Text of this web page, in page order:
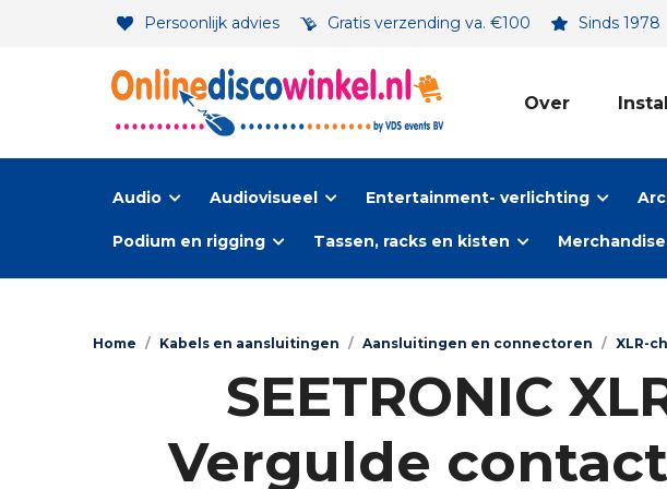
Persoonlijk advies Gratis verzending va. €100 Sinds 1978
Over
Audio Audiovisueel Entertainment- verlichting
Podium en rigging Tassen, racks en kisten Merchandise
Home / Kabels en aansluitingen / Aansluitingen en connectoren / XLR-
SEETRONIC
Vergulde